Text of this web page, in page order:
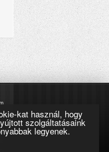
kat használ, hogy
szolgáltatásaink
legyenek.